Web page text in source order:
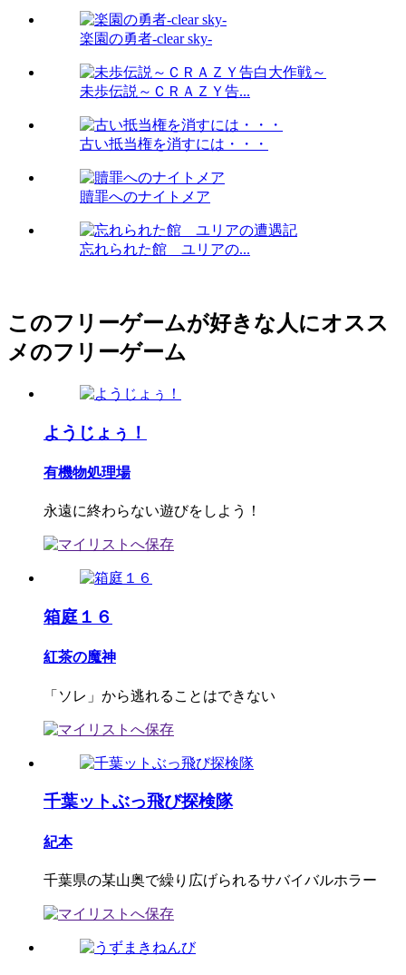
楽園の勇者-clear sky-
未歩伝説～ＣＲＡＺＹ告...
古い抵当権を消すには・・・
贖罪へのナイトメア
忘れられた館 ユリアの...
このフリーゲームが好きな人にオスス
メのフリーゲーム
ようじょぅ！
有機物処理場
永遠に終わらない遊びをしよう！
箱庭１６
紅茶の魔神
「ソレ」から逃れることはできない
千葉ットぶっ飛び探検隊
紀本
千葉県の某山奥で繰り広げられるサバイバルホラー